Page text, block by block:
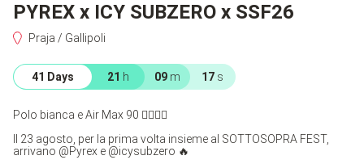
PYREX x ICY SUBZERO x SSF26
Praja / Gallipoli
17 s
09 m
21 h
41 Days
Polo bianca e Air Max 90 😮‍💨🚀👀
Il 23 agosto, per la prima volta insieme al SOTTOSOPRA FEST,
arrivano @Pyrex e @icysubzero 🔥